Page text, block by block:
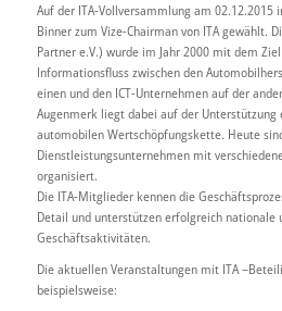
Auf der ITA-Vollversammlung am 02.12.2015
Binner zum Vize-Chairman von ITA gewählt.
Partner e.V.) wurde im Jahr 2000 mit dem
Informationsfluss zwischen den
einen und den ICT-Unternehmen auf der
Augenmerk liegt dabei auf der
automobilen Wertschöpfungskette. Heute
Dienstleistungsunternehmen mit
organisiert.
Die ITA-Mitglieder kennen die
Detail und unterstützen erfolgreich nationale
Geschäftsaktivitäten.
Die aktuellen Veranstaltungen mit ITA
beispielsweise: